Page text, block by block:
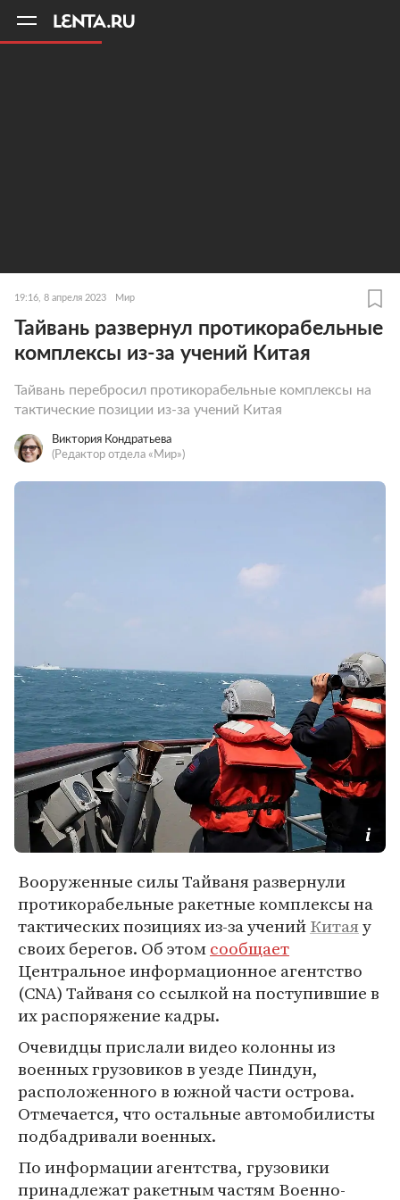
19:16, 8 апреля 2023 Мир
Тайвань развернул протикорабельные
комплексы из-за учений Китая
Тайвань перебросил протикорабельные комплексы на
тактические позиции из-за учений Китая
Виктория Кондратьева
(Редактор отдела «Мир»)
Вооруженные силы Тайваня развернули
протикорабельные ракетные комплексы на
тактических позициях из-за ученийКитаяу
своих берегов. Об этомсообщает
Центральное информационное агентство
(CNA) Тайваня со ссылкой на поступившие в
их распоряжение кадры.
Очевидцы прислали видео колонны из
военных грузовиков в уезде Пиндун,
расположенного в южной части острова.
Отмечается, что остальные автомобилисты
подбадривали военных.
По информации агентства, грузовики
принадлежат ракетным частям Военно-